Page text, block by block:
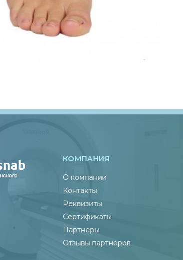
КОМПАНИЯ
О компании
Контакты
Реквизиты
Сертификаты
Партнеры
Отзывы партнеров